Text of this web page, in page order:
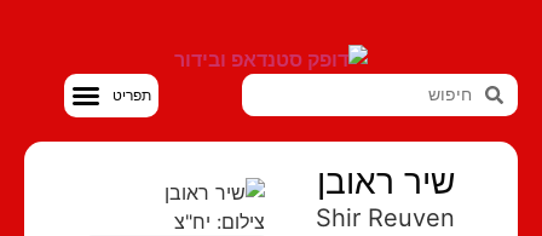
שיר ראובן
Shir Reuven צילום: יח"צ